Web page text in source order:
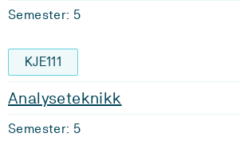
Semester: 5
KJE111
Analyseteknikk
Semester: 5